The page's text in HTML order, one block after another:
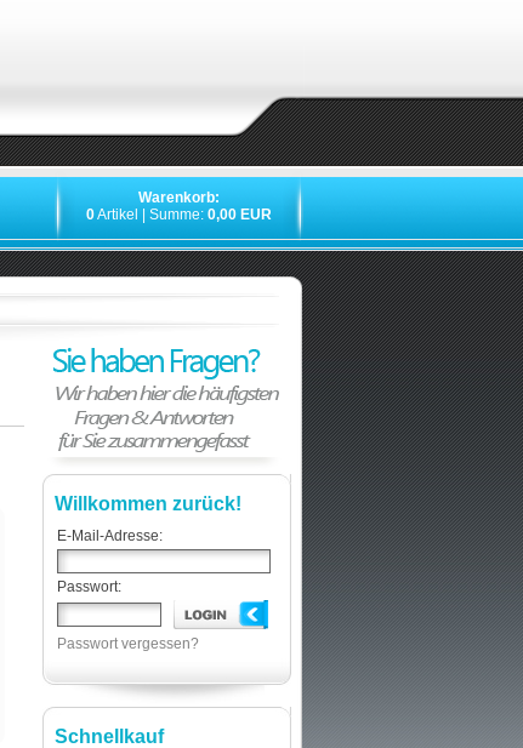
Warenkorb:
0Artikel | Summe: 0,00 EUR
Willkommen zurück!
E-Mail-Adresse:
Passwort:
Passwort vergessen?
Schnellkauf